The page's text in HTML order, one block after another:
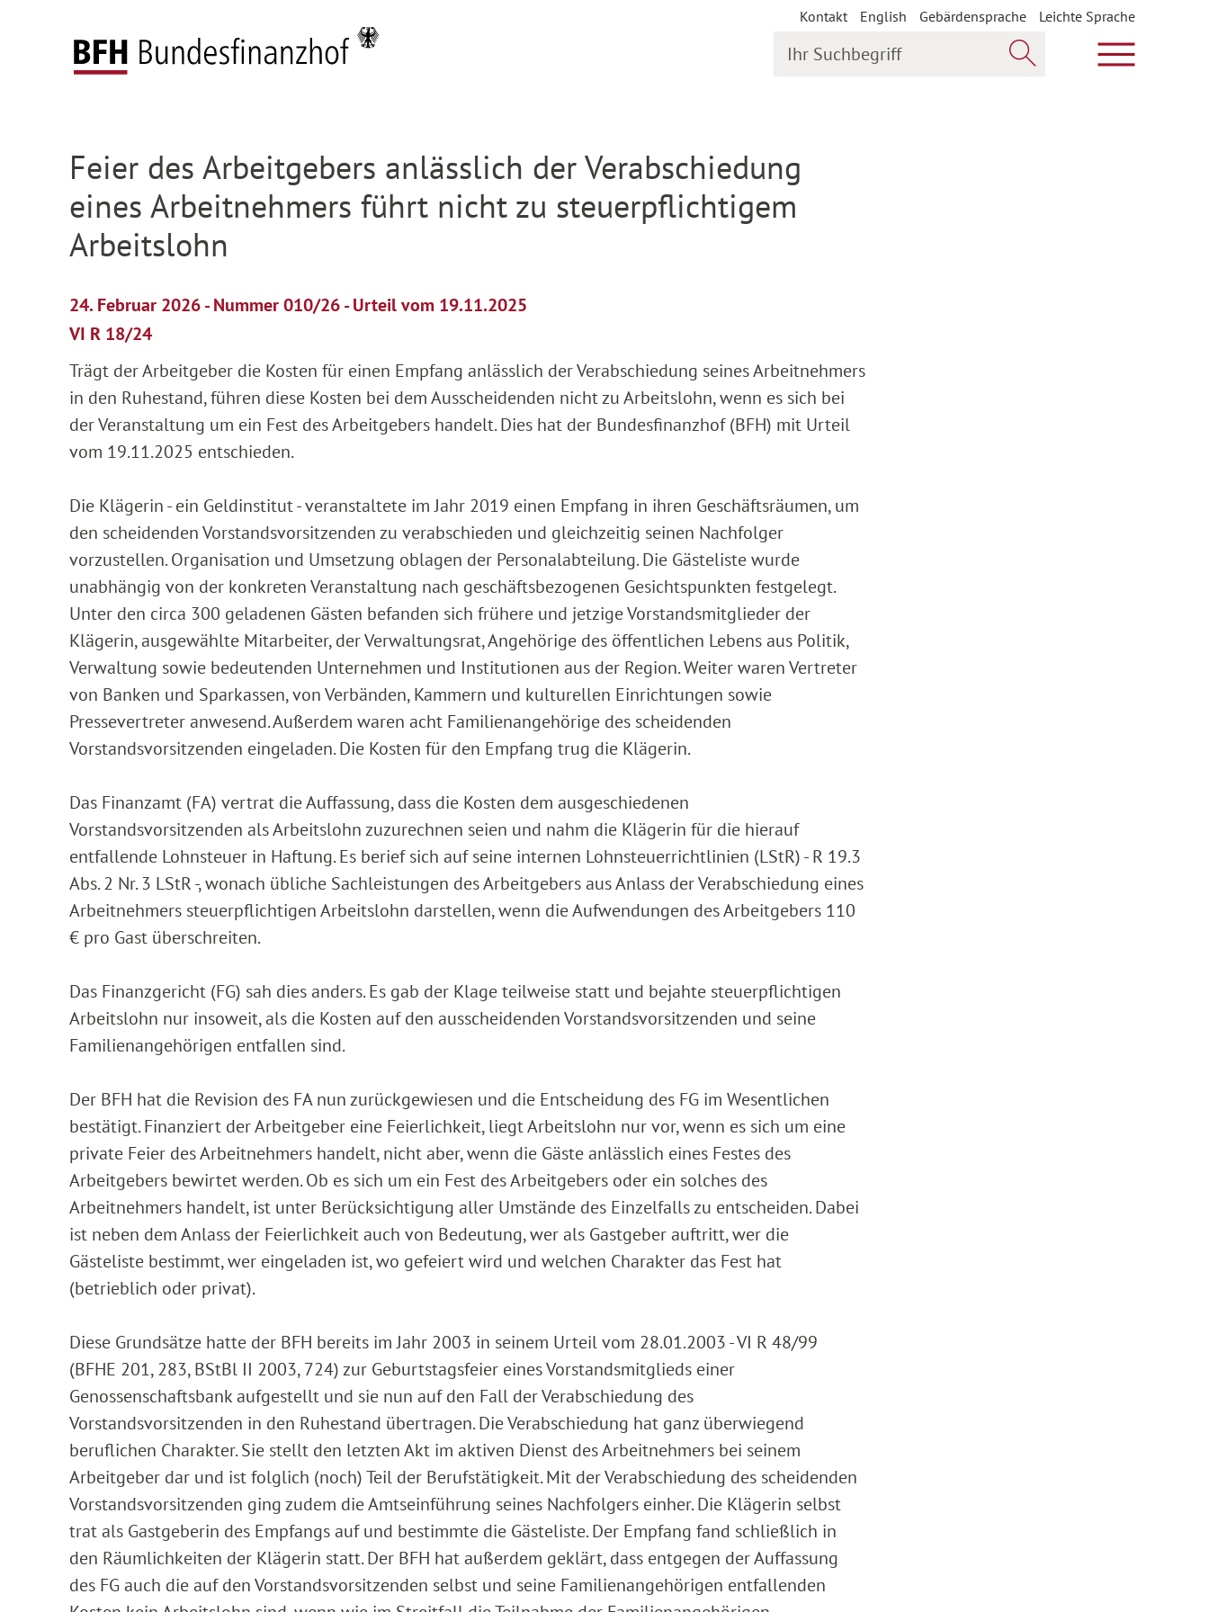
Kontakt English Gebärdensprache
Leichte Sprache
Hauptmenü
Startseite
Feier des Arbeitgebers anlässlich der Verabschiedung
eines Arbeitnehmers führt nicht zu steuerpflichtigem
Arbeitslohn
24. Februar 2026 - Nummer 010/26 - Urteil vom 19.11.2025
VI R 18/24
Trägt der Arbeitgeber die Kosten für einen Empfang anlässlich der Verabschiedung seines Arbeitnehmers
in den Ruhestand, führen diese Kosten bei dem Ausscheidenden nicht zu Arbeitslohn, wenn es sich bei
der Veranstaltung um ein Fest des Arbeitgebers handelt. Dies hat der Bundesfinanzhof (BFH) mit Urteil
vom 19.11.2025 entschieden.
Die Klägerin - ein Geldinstitut - veranstaltete im Jahr 2019 einen Empfang in ihren Geschäftsräumen, um
den scheidenden Vorstandsvorsitzenden zu verabschieden und gleichzeitig seinen Nachfolger
vorzustellen. Organisation und Umsetzung oblagen der Personalabteilung. Die Gästeliste wurde
unabhängig von der konkreten Veranstaltung nach geschäftsbezogenen Gesichtspunkten festgelegt.
Unter den circa 300 geladenen Gästen befanden sich frühere und jetzige Vorstandsmitglieder der
Klägerin, ausgewählte Mitarbeiter, der Verwaltungsrat, Angehörige des öffentlichen Lebens aus Politik,
Verwaltung sowie bedeutenden Unternehmen und Institutionen aus der Region. Weiter waren Vertreter
von Banken und Sparkassen, von Verbänden, Kammern und kulturellen Einrichtungen sowie
Pressevertreter anwesend. Außerdem waren acht Familienangehörige des scheidenden
Vorstandsvorsitzenden eingeladen. Die Kosten für den Empfang trug die Klägerin.
Das Finanzamt (FA) vertrat die Auffassung, dass die Kosten dem ausgeschiedenen
Vorstandsvorsitzenden als Arbeitslohn zuzurechnen seien und nahm die Klägerin für die hierauf
entfallende Lohnsteuer in Haftung. Es berief sich auf seine internen Lohnsteuerrichtlinien (LStR) - R 19.3
Abs. 2 Nr. 3 LStR -, wonach übliche Sachleistungen des Arbeitgebers aus Anlass der Verabschiedung eines
Arbeitnehmers steuerpflichtigen Arbeitslohn darstellen, wenn die Aufwendungen des Arbeitgebers 110
€ pro Gast überschreiten.
Das Finanzgericht (FG) sah dies anders. Es gab der Klage teilweise statt und bejahte steuerpflichtigen
Arbeitslohn nur insoweit, als die Kosten auf den ausscheidenden Vorstandsvorsitzenden und seine
Familienangehörigen entfallen sind.
Der BFH hat die Revision des FA nun zurückgewiesen und die Entscheidung des FG im Wesentlichen
bestätigt. Finanziert der Arbeitgeber eine Feierlichkeit, liegt Arbeitslohn nur vor, wenn es sich um eine
private Feier des Arbeitnehmers handelt, nicht aber, wenn die Gäste anlässlich eines Festes des
Arbeitgebers bewirtet werden. Ob es sich um ein Fest des Arbeitgebers oder ein solches des
Arbeitnehmers handelt, ist unter Berücksichtigung aller Umstände des Einzelfalls zu entscheiden. Dabei
ist neben dem Anlass der Feierlichkeit auch von Bedeutung, wer als Gastgeber auftritt, wer die
Gästeliste bestimmt, wer eingeladen ist, wo gefeiert wird und welchen Charakter das Fest hat
(betrieblich oder privat).
Diese Grundsätze hatte der BFH bereits im Jahr 2003 in seinem Urteil vom 28.01.2003 - VI R 48/99
(BFHE 201, 283, BStBl II 2003, 724) zur Geburtstagsfeier eines Vorstandsmitglieds einer
Genossenschaftsbank aufgestellt und sie nun auf den Fall der Verabschiedung des
Vorstandsvorsitzenden in den Ruhestand übertragen. Die Verabschiedung hat ganz überwiegend
beruflichen Charakter. Sie stellt den letzten Akt im aktiven Dienst des Arbeitnehmers bei seinem
Arbeitgeber dar und ist folglich (noch) Teil der Berufstätigkeit. Mit der Verabschiedung des scheidenden
Vorstandsvorsitzenden ging zudem die Amtseinführung seines Nachfolgers einher. Die Klägerin selbst
trat als Gastgeberin des Empfangs auf und bestimmte die Gästeliste. Der Empfang fand schließlich in
den Räumlichkeiten der Klägerin statt. Der BFH hat außerdem geklärt, dass entgegen der Auffassung
des FG auch die auf den Vorstandsvorsitzenden selbst und seine Familienangehörigen entfallenden